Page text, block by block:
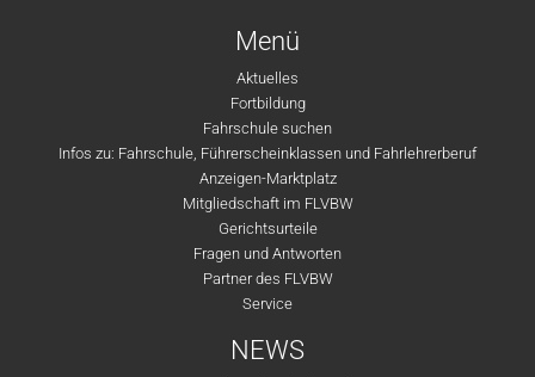
Menü
Aktuelles
Fortbildung
Fahrschule suchen
Infos zu: Fahrschule, Führerscheinklassen und Fahrlehrerberuf
Anzeigen-Marktplatz
Mitgliedschaft im FLVBW
Gerichtsurteile
Fragen und Antworten
Partner des FLVBW
Service
NEWS